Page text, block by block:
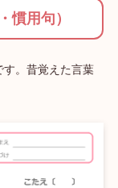
慣用句）
す。昔覚えた言葉